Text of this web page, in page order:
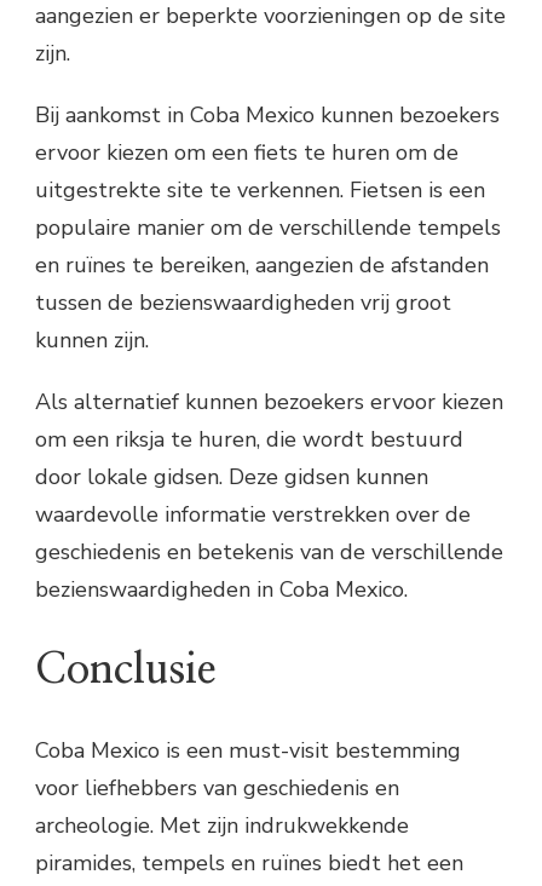
aangezien er beperkte voorzieningen op de site
zijn.
Bij aankomst in Coba Mexico kunnen bezoekers
ervoor kiezen om een fiets te huren om de
uitgestrekte site te verkennen. Fietsen is een
populaire manier om de verschillende tempels
en ruïnes te bereiken, aangezien de afstanden
tussen de bezienswaardigheden vrij groot
kunnen zijn.
Als alternatief kunnen bezoekers ervoor kiezen
om een riksja te huren, die wordt bestuurd
door lokale gidsen. Deze gidsen kunnen
waardevolle informatie verstrekken over de
geschiedenis en betekenis van de verschillende
bezienswaardigheden in Coba Mexico.
Conclusie
Coba Mexico is een must-visit bestemming
voor liefhebbers van geschiedenis en
archeologie. Met zijn indrukwekkende
piramides, tempels en ruïnes biedt het een